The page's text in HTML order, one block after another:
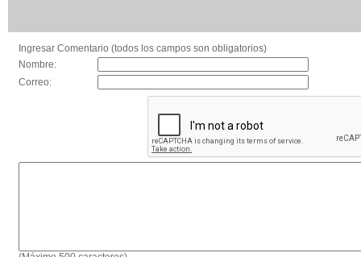
Ingresar Comentario (todos los campos son obligatorios)
Nombre:
Correo: